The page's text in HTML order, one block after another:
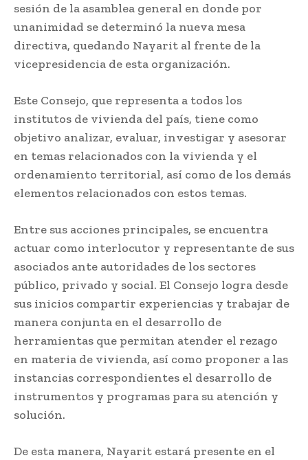
sesión de la asamblea general en donde por
unanimidad se determinó la nueva mesa
directiva, quedando Nayarit al frente de la
vicepresidencia de esta organización.
Este Consejo, que representa a todos los
institutos de vivienda del país, tiene como
objetivo analizar, evaluar, investigar y asesorar
en temas relacionados con la vivienda y el
ordenamiento territorial, así como de los demás
elementos relacionados con estos temas.
Entre sus acciones principales, se encuentra
actuar como interlocutor y representante de sus
asociados ante autoridades de los sectores
público, privado y social. El Consejo logra desde
sus inicios compartir experiencias y trabajar de
manera conjunta en el desarrollo de
herramientas que permitan atender el rezago
en materia de vivienda, así como proponer a las
instancias correspondientes el desarrollo de
instrumentos y programas para su atención y
solución.
De esta manera, Nayarit estará presente en el